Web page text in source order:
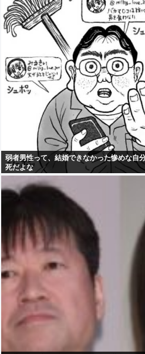
弱者男性って、結婚できなかった惨めな自
死だよな